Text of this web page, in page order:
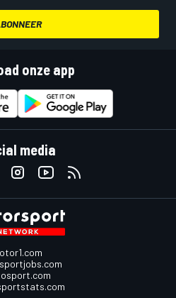
onze app
media